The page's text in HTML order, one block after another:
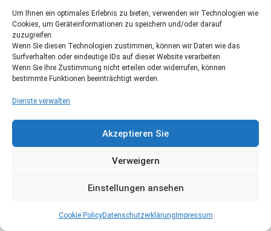
Um Ihnen ein optimales Erlebnis zu bieten, verwenden wir Technologien wie
Cookies, um Geräteinformationen zu speichern und/oder darauf
zuzugreifen.
Wenn Sie diesen Technologien zustimmen, können wir Daten wie das
Surfverhalten oder eindeutige IDs auf dieser Website verarbeiten.
Wenn Sie Ihre Zustimmung nicht erteilen oder widerrufen, können
bestimmte Funktionen beeinträchtigt werden.
Dienste verwalten
Akzeptieren Sie
Verweigern
Einstellungen ansehen
Cookie PolicyDatenschutzerklärung Impressum